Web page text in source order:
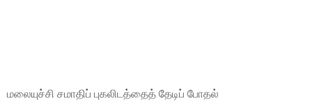
மலையுச்சி சமாதிப் புகலிடத்தைத் தேடிப் போதல்